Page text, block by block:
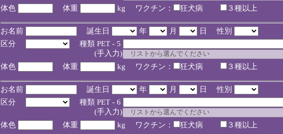
体色
体重 kg ワクチン： 狂犬病 ３種以上
お名前 誕生日 年 月
日 性別
区分
種類 PET - 5
(手入力)
体色
体重 kg ワクチン： 狂犬病 ３種以上
お名前 誕生日 年 月
日 性別
区分
種類 PET - 6
(手入力)
体色
体重 kg ワクチン： 狂犬病 ３種以上